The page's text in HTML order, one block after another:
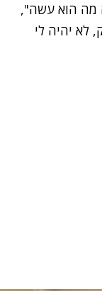
מה הוא עשה",
לא יהיה לי